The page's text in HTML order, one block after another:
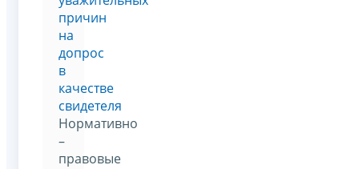
причин
на
допрос
в
качестве
свидетеля
Нормативно
–
правовые